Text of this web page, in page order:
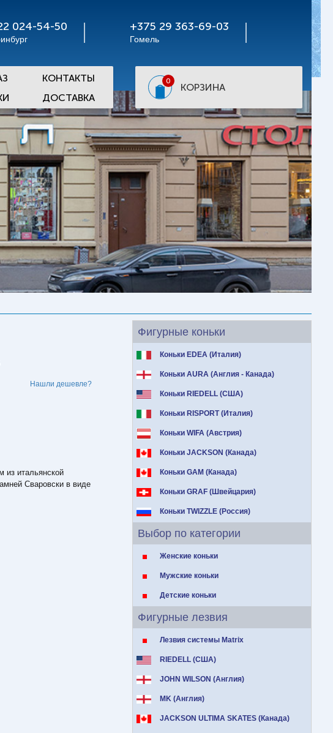
024-54-50 +375 29 363-69-03
Гомель
КОНТАКТЫ
ДОСТАВКА
0
КОРЗИНА
Фигурные коньки
Коньки EDEA (Италия)
Коньки AURA (Англия - Канада)
Коньки RIEDELL (США)
Коньки RISPORT (Италия)
Коньки WIFA (Австрия)
Коньки JACKSON (Канада)
Коньки GAM (Канада)
Коньки GRAF (Швейцария)
Коньки TWIZZLE (Россия)
Выбор по категории
Женские коньки
Мужские коньки
Детские коньки
Фигурные лезвия
Лезвия системы Matrix
RIEDELL (США)
JOHN WILSON (Англия)
MK (Англия)
JACKSON ULTIMA SKATES (Канада)
Нашли дешевле?
из итальянской
Сваровски в виде